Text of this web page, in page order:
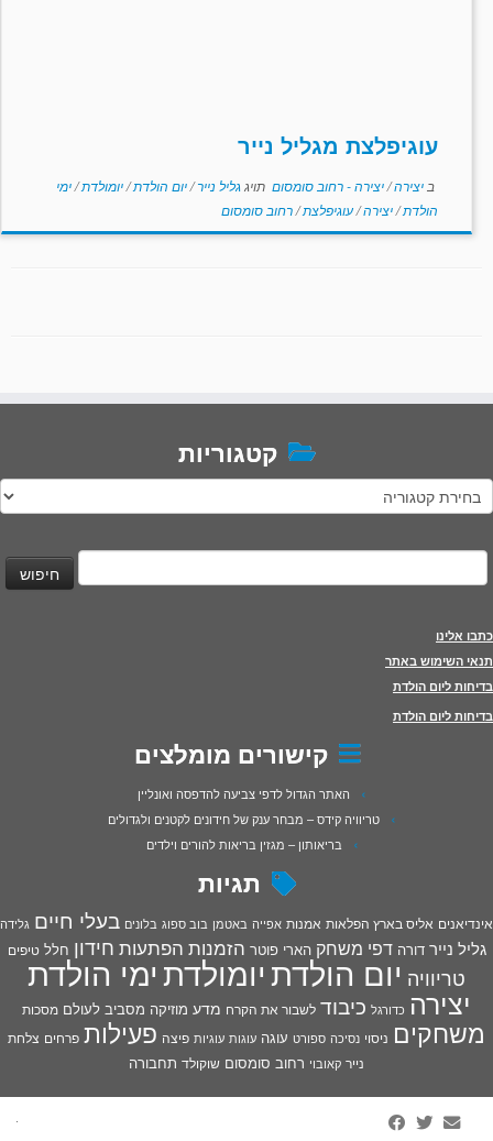
עוגיפלצת מגליל נייר
ב יצירה/יצירה - רחוב סומסום תויגגליל נייר/יום הולדת/יומולדת/ימי
הולדת/יצירה/עוגיפלצת/רחוב סומסום
קטגוריות
קטגוריות
חיפוש:
כתבו אלינו
תנאי השימוש באתר
בדיחות ליום הולדת
בדיחות ליום הולדת
קישורים מומלצים
האתר הגדול לדפי צביעה להדפסה ואונליין
טריוויה קידס – מבחר ענק של חידונים לקטנים ולגדולים
בריאותון – מגזין בריאות להורים וילדים
תגיות
אינדיאנים אליס בארץ הפלאות אמנות אפייה באטמן בוב ספוג בלונים בעלי חיים גלידה
גליל נייר דורה דפי משחק הארי פוטר הזמנות הפתעות חידון חלל טיפים
טריוויה יום הולדתיומולדתימי הולדת
יצירה כדורגל כיבוד לשבור את הקרח מדע מוזיקה מסביב לעולם מסכות
משחקים ניסוי נסיכה ספורט עוגה עוגות עוגיות פיצה פעילות פרחים צלחת
נייר קאובוי רחוב סומסום שוקולד תחבורה
·